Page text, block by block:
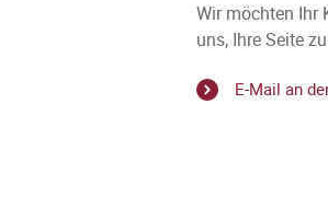
Wir möchten Ihr
uns, Ihre Seite
E-Mail an